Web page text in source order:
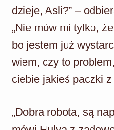
dzieje, Asli?” –
„Nie mów mi tylko,
bo jestem już
wiem, czy to
ciebie jakieś paczki
„Dobra robota, są